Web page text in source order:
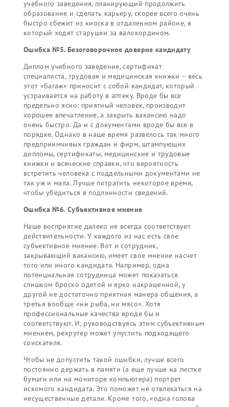
учебного заведения, планирующий продолжить
образование и сделать карьеру, скорее всего очень
быстро сбежит из киоска в отдаленном районе, в
который ходят старушки за валокордином.
Ошибка №5. Безоговорочное доверие кандидату
Диплом учебного заведения, сертификат
специалиста, трудовая и медицинская книжки – весь
этот «багаж» приносит с собой кандидат, который
устраивается на работу в аптеку. Вроде бы все
предельно ясно: приятный человек, производит
хорошее впечатление, а закрыть вакансию надо
очень быстро. Да и с документами вроде бы все в
порядке. Однако в наше время развелось так много
предприимчивых граждан и фирм, штампующих
дипломы, сертификаты, медицинские и трудовые
книжки и всяческие справки, что вероятность
встретить человека с поддельными документами не
так уж и мала. Лучше потратить некоторое время,
чтобы убедиться в подлинности сведений.
Ошибка №6. Субъективное мнение
Наше восприятие далеко не всегда соответствует
действительности. У каждого из нас есть свое
субъективное мнение. Вот и сотрудник,
закрывающий вакансию, имеет свое мнение насчет
того или иного кандидата. Например, одна
потенциальная сотрудница может показаться
слишком броско одетой и ярко накрашенной, у
другой не достаточно приятная манера общения, а
третья вообще «ни рыба, ни мясо». Хотя
профессиональные качества вроде бы и
соответствуют. И, руководствуясь этим субъективным
мнением, рекрутер может упустить подходящего
соискателя.
Чтобы не допустить такой ошибки, лучше всего
постоянно держать в памяти (а еще лучше на листке
бумаги или на мониторе компьютера) портрет
искомого кандидата. Это поможет не отвлекаться на
несущественные детали. Кроме того, «одна голова